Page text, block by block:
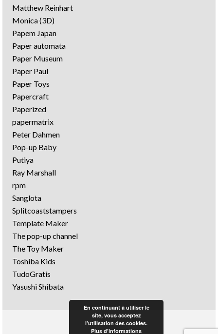
Matthew Reinhart
Monica (3D)
Papem Japan
Paper automata
Paper Museum
Paper Paul
Paper Toys
Papercraft
Paperized
papermatrix
Peter Dahmen
Pop-up Baby
Putiya
Ray Marshall
rpm
Sanglota
Splitcoaststampers
Template Maker
The pop-up channel
The Toy Maker
Toshiba Kids
TudoGratis
Yasushi Shibata
En continuant à utiliser le
site, vous acceptez
l’utilisation des cookies.
Plus d’informations